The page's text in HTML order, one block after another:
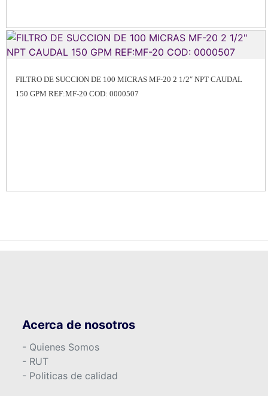
FILTRO DE SUCCION DE 100 MICRAS MF-20 2 1/2″ NPT CAUDAL
150 GPM REF:MF-20 COD: 0000507
Acerca de nosotros
- Quienes Somos
- RUT
- Politicas de calidad